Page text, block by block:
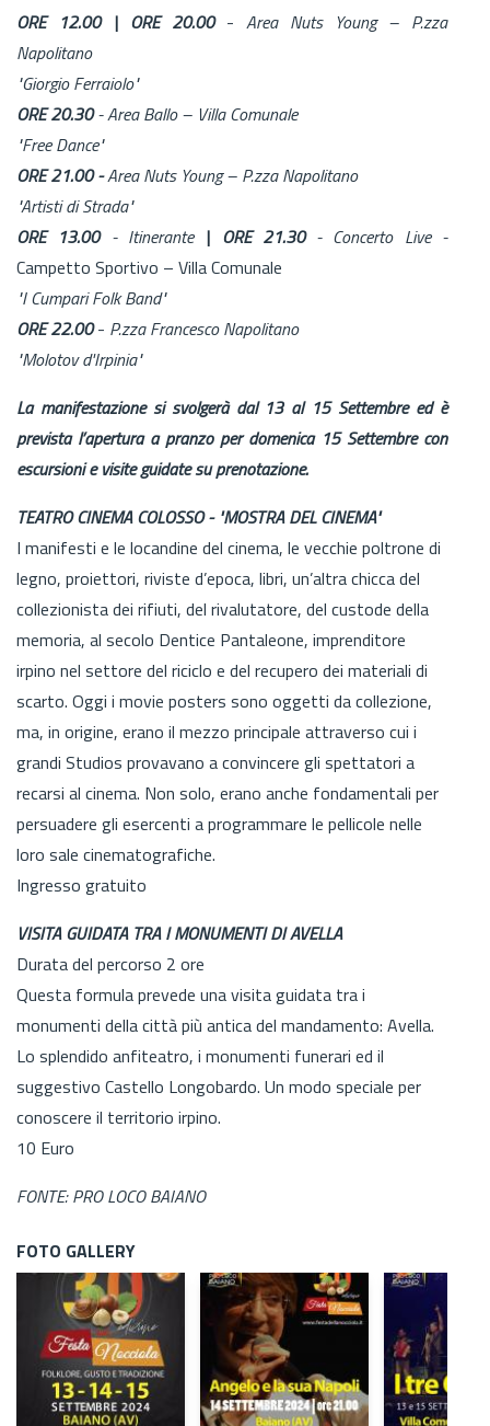
ORE 12.00 | ORE 20.00 - Area Nuts Young – P.zza
Napolitano
"Giorgio Ferraiolo"
ORE 20.30- Area Ballo – Villa Comunale
"Free Dance"
ORE 21.00 -Area Nuts Young – P.zza Napolitano
"Artisti di Strada"
ORE 13.00 - Itinerante | ORE 21.30- Concerto Live -
Campetto Sportivo – Villa Comunale
"I Cumpari Folk Band"
ORE 22.00- P.zza Francesco Napolitano
"Molotov d'Irpinia"
La manifestazione si svolgerà dal 13 al 15 Settembre ed è
prevista l’apertura a pranzo per domenica 15 Settembre con
escursioni e visite guidate su prenotazione.
TEATRO CINEMA COLOSSO - "MOSTRA DEL CINEMA"
I manifesti e le locandine del cinema, le vecchie poltrone di
legno, proiettori, riviste d’epoca, libri, un’altra chicca del
collezionista dei rifiuti, del rivalutatore, del custode della
memoria, al secolo Dentice Pantaleone, imprenditore
irpino nel settore del riciclo e del recupero dei materiali di
scarto. Oggi i movie posters sono oggetti da collezione,
ma, in origine, erano il mezzo principale attraverso cui i
grandi Studios provavano a convincere gli spettatori a
recarsi al cinema. Non solo, erano anche fondamentali per
persuadere gli esercenti a programmare le pellicole nelle
loro sale cinematografiche.
Ingresso gratuito
VISITA GUIDATA TRA I MONUMENTI DI AVELLA
Durata del percorso 2 ore
Questa formula prevede una visita guidata tra i
monumenti della città più antica del mandamento: Avella.
Lo splendido anfiteatro, i monumenti funerari ed il
suggestivo Castello Longobardo. Un modo speciale per
conoscere il territorio irpino.
10 Euro
FONTE: PRO LOCO BAIANO
FOTO GALLERY